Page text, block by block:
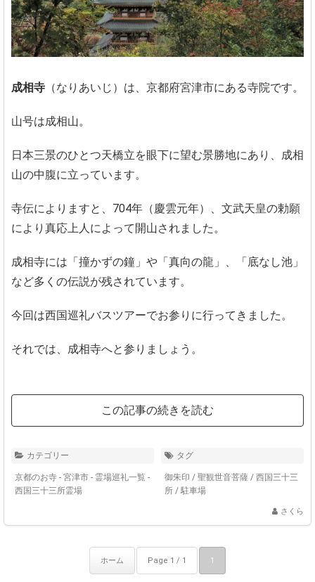
成相寺 （なりあいじ）は、京都府宮津市にある寺院です。
山号は成相山。
日本三景のひとつ天橋立を眼下に望む景勝地にあり、成相
山の中腹に立っています。
寺伝によりますと、704年（慶雲元年）、文武天皇の勅願
により真応上人によって開山されました。
成相寺には「撞かずの鐘」や「真向の龍」、「底なし池」
など多くの伝説が残されています。
今回は西国巡礼バスツアーでお参りに行ってきました。
それでは、成相寺へと参りましょう。
この記事の続きを読む
カテゴリー
京都のお寺 - 宮津市 - 霊場巡礼一覧 -
西国三十三所霊場
タグ
御朱印 / 聖観世音菩薩 / 西国三十三
所 / 駐車場
さくら
ホーム Page 1 / 1 1